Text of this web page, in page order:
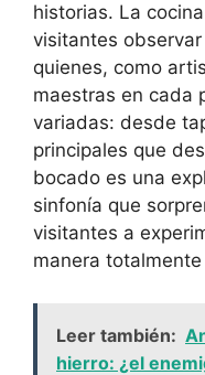
historias. La
visitantes
quienes, como
maestras en cada
variadas: desde
principales que
bocado es una
sinfonía que
visitantes a
manera
Leer también:
hierro: ¿el